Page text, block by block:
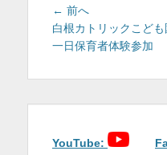
投
稿
ナ
ー
ョ
← 前へ
の
投
白根カトリックこども
一日保育者体験参加
YouTube: